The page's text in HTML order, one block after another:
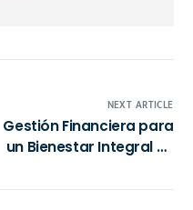
NEXT ARTICLE
Gestión Financiera para
un Bienestar Integral en